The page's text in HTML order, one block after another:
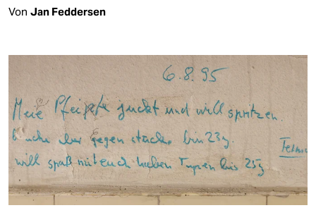
Von Jan Feddersen